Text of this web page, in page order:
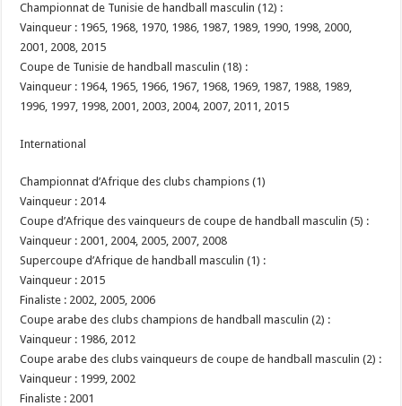
Championnat de Tunisie de handball masculin (12) :
Vainqueur : 1965, 1968, 1970, 1986, 1987, 1989, 1990, 1998, 2000,
2001, 2008, 2015
Coupe de Tunisie de handball masculin (18) :
Vainqueur : 1964, 1965, 1966, 1967, 1968, 1969, 1987, 1988, 1989,
1996, 1997, 1998, 2001, 2003, 2004, 2007, 2011, 2015
International
Championnat d’Afrique des clubs champions (1)
Vainqueur : 2014
Coupe d’Afrique des vainqueurs de coupe de handball masculin (5) :
Vainqueur : 2001, 2004, 2005, 2007, 2008
Supercoupe d’Afrique de handball masculin (1) :
Vainqueur : 2015
Finaliste : 2002, 2005, 2006
Coupe arabe des clubs champions de handball masculin (2) :
Vainqueur : 1986, 2012
Coupe arabe des clubs vainqueurs de coupe de handball masculin (2) :
Vainqueur : 1999, 2002
Finaliste : 2001